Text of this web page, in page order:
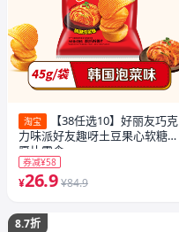
淘宝
【38任选10】好丽友巧克
力味派好友趣呀土豆果心软糖薯
愿片零食
券减¥58
¥26.9 ¥84.9
8.7折